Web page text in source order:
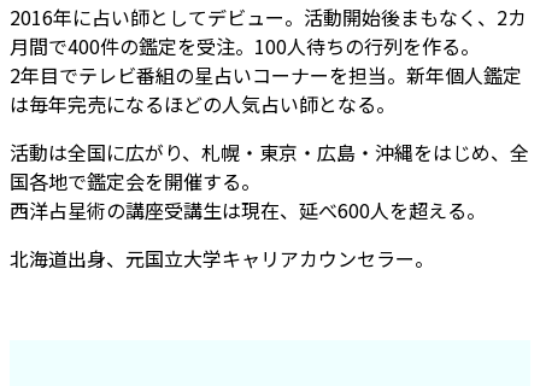
2016年に占い師としてデビュー。活動開始後まもなく、2カ
月間で400件の鑑定を受注。100人待ちの行列を作る。
2年目でテレビ番組の星占いコーナーを担当。新年個人鑑定
は毎年完売になるほどの人気占い師となる。
活動は全国に広がり、札幌・東京・広島・沖縄をはじめ、全
国各地で鑑定会を開催する。
西洋占星術の講座受講生は現在、延べ600人を超える。
北海道出身、元国立大学キャリアカウンセラー。